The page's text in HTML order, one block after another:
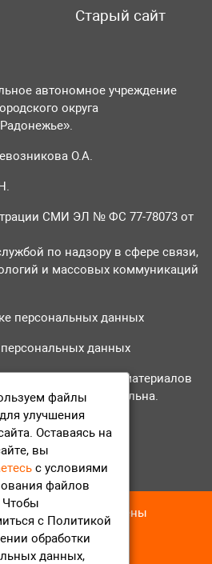
Старый сайт
автономное учреждение
округа
О.А.
СМИ ЭЛ № ФС 77-78073 от
по надзору в сфере связи,
и массовых коммуникаций
персональных данных
персональных данных
использовании материалов
на tvr24.tv обязательна.
95
Все права защищены
файлы
улучшения
Оставаясь на
вы
с условиями
файлов
Чтобы
с Политикой
обработки
данных,